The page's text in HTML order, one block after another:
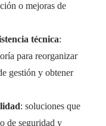
o mejoras de
técnica:
para reorganizar
gestión y obtener
: soluciones que
de seguridad y